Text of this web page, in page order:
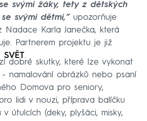
svými žáky, tety z dětských
svými dětmi,” upozorňuje
Nadace Karla Janečka, která
Partnerem projektu je již
SVĚT.
dobré skutky, které lze vykonat
namalování obrázků nebo psaní
Domova pro seniory,
lidi v nouzi, příprava balíčku
útulcích (deky, plyšáci, misky,